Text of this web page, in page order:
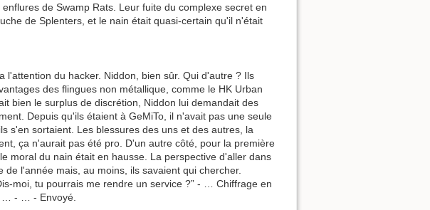
de Swamp Rats. Leur fuite du complexe secret en
de Splenters, et le nain était quasi-certain qu'il n'était
l'attention du hacker. Niddon, bien sûr. Qui d'autre ? Ils
des flingues non métallique, comme le HK Urban
bien le surplus de discrétion, Niddon lui demandait des
Depuis qu'ils étaient à GeMiTo, il n'avait pas une seule
s'en sortaient. Les blessures des uns et des autres, la
ça n'aurait pas été pro. D'un autre côté, pour la première
moral du nain était en hausse. La perspective d'aller dans
l'année mais, au moins, ils savaient qui chercher.
moi, tu pourrais me rendre un service ?” - … Chiffrage en
… - … - Envoyé.